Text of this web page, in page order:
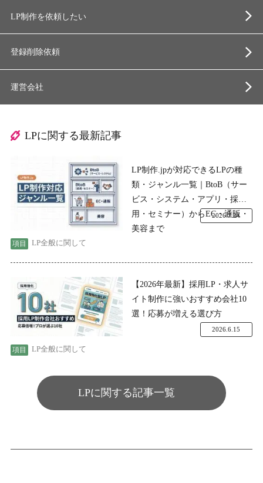
LP制作を依頼したい
登録削除依頼
運営会社
LPに関する最新記事
LP制作.jpが対応できるLPの種
類・ジャンル一覧｜BtoB（サー
ビス・システム・アプリ・採
用・セミナー）からEC・通販・
美容まで
LP全般に関して
2026.7.24
【2026年最新】採用LP・求人サ
イト制作に強いおすすめ会社10
選！応募が増える選び方
LP全般に関して
2026.6.15
LPに関する記事一覧